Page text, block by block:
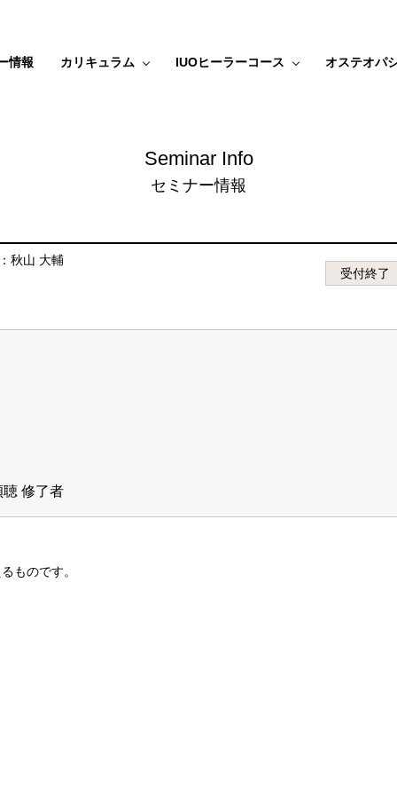
情報 カリキュラム IUOヒーラーコース オステオパ
Seminar Info
セミナー情報
受付終了
秋山 大輔
修了者
ものです。